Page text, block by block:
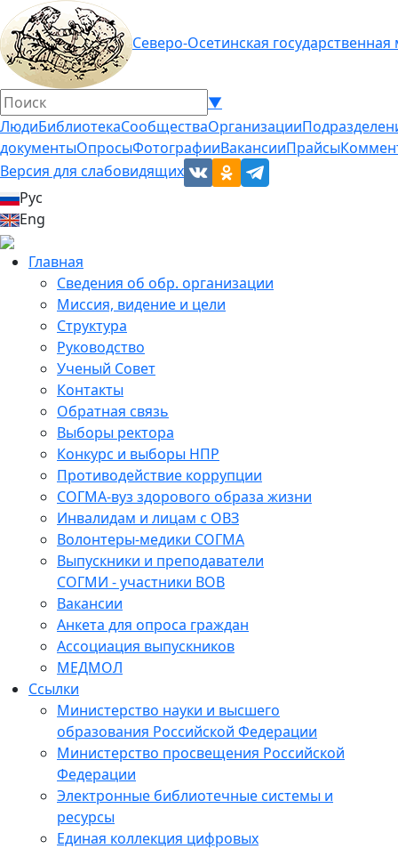
Северо-Осетинская
▼
ЛюдиБиблиотекаСообществаОрганизации
документыОпросыФотографииВакансииПрайсы
Версия для слабовидящих
Рус
Eng
Главная
Сведения об обр. организации
Миссия, видение и цели
Структура
Руководство
Ученый Совет
Контакты
Обратная связь
Выборы ректора
Конкурс и выборы НПР
Противодействие коррупции
СОГМА-вуз здорового образа жизни
Инвалидам и лицам с ОВЗ
Волонтеры-медики СОГМА
Выпускники и преподаватели
СОГМИ - участники ВОВ
Вакансии
Анкета для опроса граждан
Ассоциация выпускников
МЕДМОЛ
Ссылки
Министерство науки и высшего
образования Российской Федерации
Министерство просвещения Российской
Федерации
Электронные библиотечные системы и
ресурсы
Единая коллекция цифровых